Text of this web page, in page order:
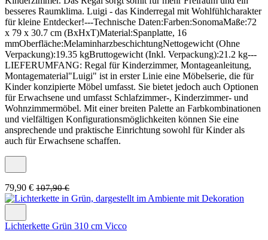
besseres Raumklima. Luigi - das Kinderregal mit Wohlfühlcharakter
für kleine Entdecker!---Technische Daten:Farben:SonomaMaße:72
x 79 x 30.7 cm (BxHxT)Material:Spanplatte, 16
mmOberfläche:MelaminharzbeschichtungNettogewicht (Ohne
Verpackung):19.35 kgBruttogewicht (Inkl. Verpackung):21.2 kg---
LIEFERUMFANG: Regal für Kinderzimmer, Montageanleitung,
Montagematerial"Luigi" ist in erster Linie eine Möbelserie, die für
Kinder konzipierte Möbel umfasst. Sie bietet jedoch auch Optionen
für Erwachsene und umfasst Schlafzimmer-, Kinderzimmer- und
Wohnzimmermöbel. Mit einer breiten Palette an Farbkombinationen
und vielfältigen Konfigurationsmöglichkeiten können Sie eine
ansprechende und praktische Einrichtung sowohl für Kinder als
auch für Erwachsene schaffen.
79,90 € 107,90 €
Lichterkette Grün 310 cm Vicco